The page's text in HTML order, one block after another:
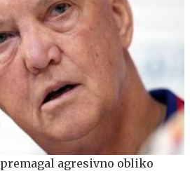
agresivno obliko